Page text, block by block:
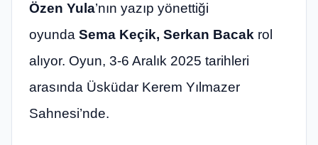
Özen Yula’nın yazıp yönettiği
oyunda Sema Keçik, Serkan Bacak rol
alıyor. Oyun, 3-6 Aralık 2025 tarihleri
arasında Üsküdar Kerem Yılmazer
Sahnesi’nde.